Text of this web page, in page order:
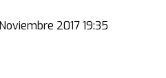
2017 19:35